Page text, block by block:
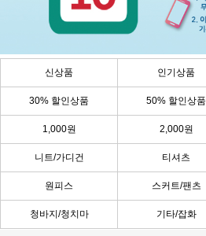
신상품 인기상품
30% 할인상품 50% 할인상품
1,000원 2,000원
니트/가디건 티셔츠
원피스 스커트/팬츠
청바지/청치마 기타/잡화